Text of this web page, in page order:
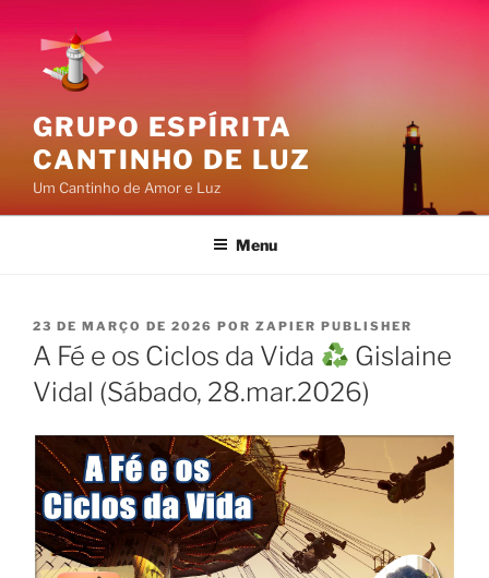
conteúdo
GRUPO ESPÍRITA
CANTINHO DE LUZ
Um Cantinho de Amor e Luz
Menu
PUBLICADO
EM
23 DE MARÇO DE 2026 POR ZAPIER PUBLISHER
A Fé e os Ciclos da Vida
Gislaine
Vidal (Sábado, 28.mar.2026)